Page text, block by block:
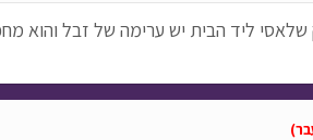
שלאסי ליד הבית יש ערימה של זבל